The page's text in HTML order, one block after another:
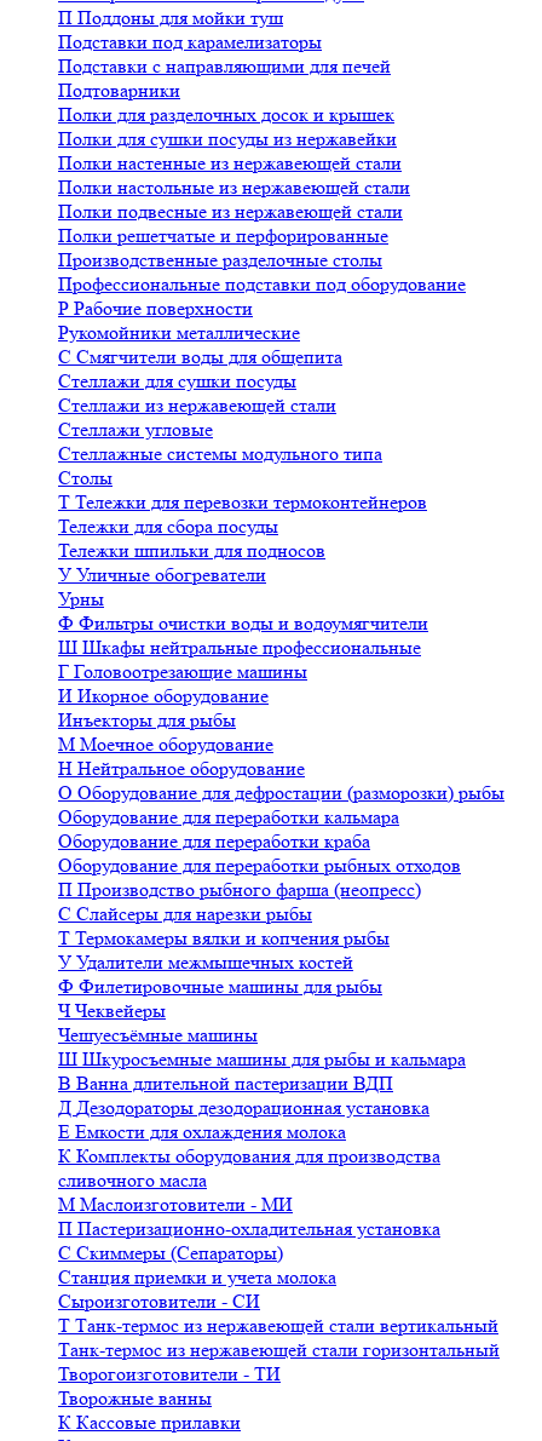
П Поддоны для мойки туш
Подставки под карамелизаторы
Подставки с направляющими для печей
Подтоварники
Полки для разделочных досок и крышек
Полки для сушки посуды из нержавейки
Полки настенные из нержавеющей стали
Полки настольные из нержавеющей стали
Полки подвесные из нержавеющей стали
Полки решетчатые и перфорированные
Производственные разделочные столы
Профессиональные подставки под оборудование
Р Рабочие поверхности
Рукомойники металлические
С Смягчители воды для общепита
Стеллажи для сушки посуды
Стеллажи из нержавеющей стали
Стеллажи угловые
Стеллажные системы модульного типа
Столы
Т Тележки для перевозки термоконтейнеров
Тележки для сбора посуды
Тележки шпильки для подносов
У Уличные обогреватели
Урны
Ф Фильтры очистки воды и водоумягчители
Ш Шкафы нейтральные профессиональные
Г Головоотрезающие машины
И Икорное оборудование
Инъекторы для рыбы
М Моечное оборудование
Н Нейтральное оборудование
О Оборудование для дефростации (разморозки) рыбы
Оборудование для переработки кальмара
Оборудование для переработки краба
Оборудование для переработки рыбных отходов
П Производство рыбного фарша (неопресс)
С Слайсеры для нарезки рыбы
Т Термокамеры вялки и копчения рыбы
У Удалители межмышечных костей
Ф Филетировочные машины для рыбы
ЧЧеквейеры
Чешуесъёмные машины
Ш Шкуросъемные машины для рыбы и кальмара
В Ванна длительной пастеризации ВДП
Д Дезодораторы дезодорационная установка
Е Емкости для охлаждения молока
К Комплекты оборудования для производства
сливочного масла
М Маслоизготовители - МИ
П Пастеризационно-охладительная установка
С Скиммеры (Сепараторы)
Станция приемки и учета молока
Сыроизготовители - СИ
Т Танк-термос из нержавеющей стали вертикальный
Танк-термос из нержавеющей стали горизонтальный
Творогоизготовители - ТИ
Творожные ванны
К Кассовые прилавки